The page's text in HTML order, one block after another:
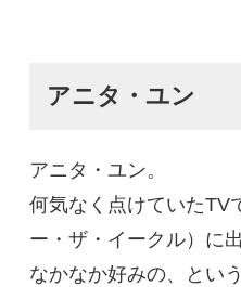
アニタ・ユン
アニタ・ユン。
何気なく点けていたTV
ー・ザ・イークル）に
なかなか好みの、とい